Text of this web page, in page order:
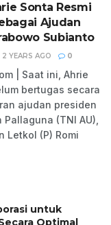
Sonta Resmi
Ajudan
Subianto
2 YEARS AGO 0
| Saat ini, Ahrie
bertugas secara
ajudan presiden
Pallaguna (TNI AU),
Letkol (P) Romi
untuk